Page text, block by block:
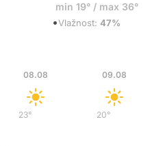
min 19° / max 36°
•Vlažnost: 47%
08.08
23°
09.08
20°/